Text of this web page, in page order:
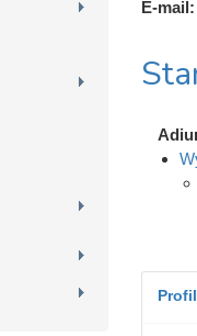
E-mail: